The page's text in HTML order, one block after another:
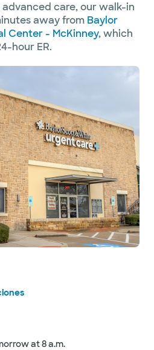
care, our walk-in
away from Baylor
Center - McKinney, which
hour ER.
at 8 a.m.